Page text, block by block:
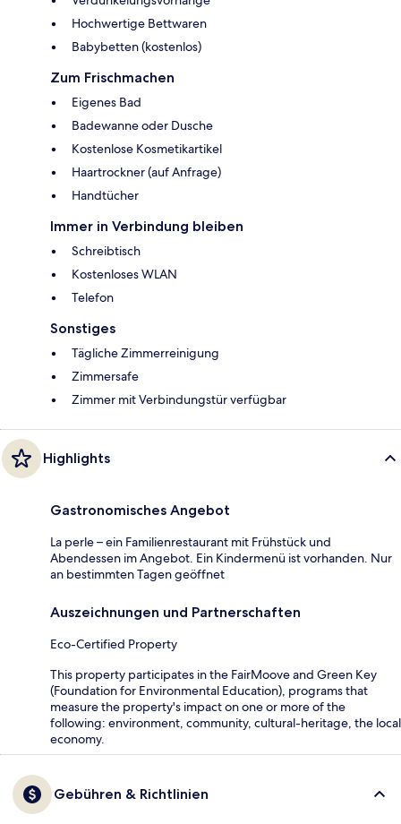
Hochwertige Bettwaren
Babybetten (kostenlos)
Zum Frischmachen
Eigenes Bad
Badewanne oder Dusche
Kostenlose Kosmetikartikel
Haartrockner (auf Anfrage)
Handtücher
Immer in Verbindung bleiben
Schreibtisch
Kostenloses WLAN
Telefon
Sonstiges
Tägliche Zimmerreinigung
Zimmersafe
Zimmer mit Verbindungstür verfügbar
Highlights
Gastronomisches Angebot
La perle – ein Familienrestaurant mit Frühstück und
Abendessen im Angebot. Ein Kindermenü ist vorhanden. Nur
an bestimmten Tagen geöffnet
Auszeichnungen und Partnerschaften
Eco-Certified Property
This property participates in the FairMoove and Green Key
(Foundation for Environmental Education), programs that
measure the property's impact on one or more of the
following: environment, community, cultural-heritage, the local
economy.
Gebühren & Richtlinien